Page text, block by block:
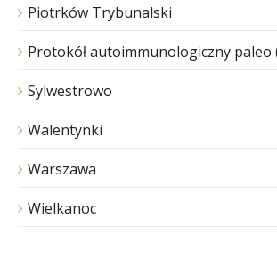
Piotrków Trybunalski
Protokół autoimmunologiczny paleo
Sylwestrowo
Walentynki
Warszawa
Wielkanoc